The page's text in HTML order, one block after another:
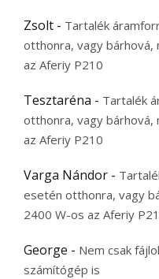
Zsolt - Tartalék
otthonra, vagy
az Aferiy P210
Tesztaréna - Tartalék
otthonra, vagy
az Aferiy P210
Varga Nándor -
esetén otthonra, vagy
2400 W-os az Aferiy
George - Nem csak
számítógép is